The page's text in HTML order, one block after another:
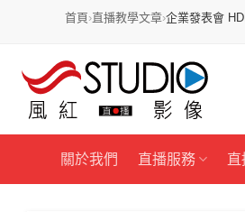
首頁›直播教學文章›企業發表會
關於我們 直播服務 直